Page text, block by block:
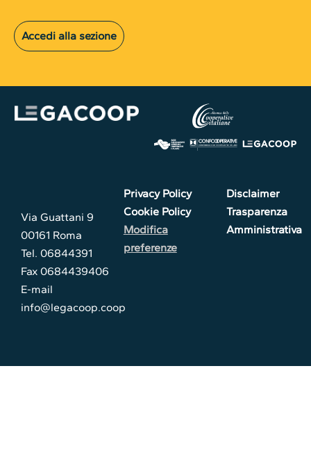
Accedi alla sezione
Via Guattani 9
00161 Roma
Tel. 06844391
Fax 0684439406
E-mail
info@legacoop.coop
Privacy Policy
Cookie Policy
Modifica
preferenze
Disclaimer
Trasparenza
Amministrativa